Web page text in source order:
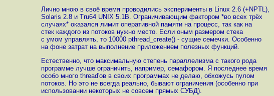
Лично мною в своё время проводились эксперименты в Linux 2.6 (+NPTL),
Solaris 2.8 и Tru64 UNIX 5.1B. Ограничивающим фактором *во всех трёх
случаях* оказался лимит оперативной памяти на процесс, так как на
стек каждого из потоков нужно место. Если оным размером стека
с умом управлять, то 10000 pthread_create() - сущие семечки. Особенно
на фоне затрат на выполнение приложением полезных функций.
Естественно, что максимальную степень параллелизма с такого рода
программе лучше ограничить, например, семафором. Я последнее время
особо много thread'ов в своих программах не делаю, обхожусь пулом
потоков. Но это не всегда реально, бывают ограничения (особенно при
использовании некоторых не совсем прямых СУБД).